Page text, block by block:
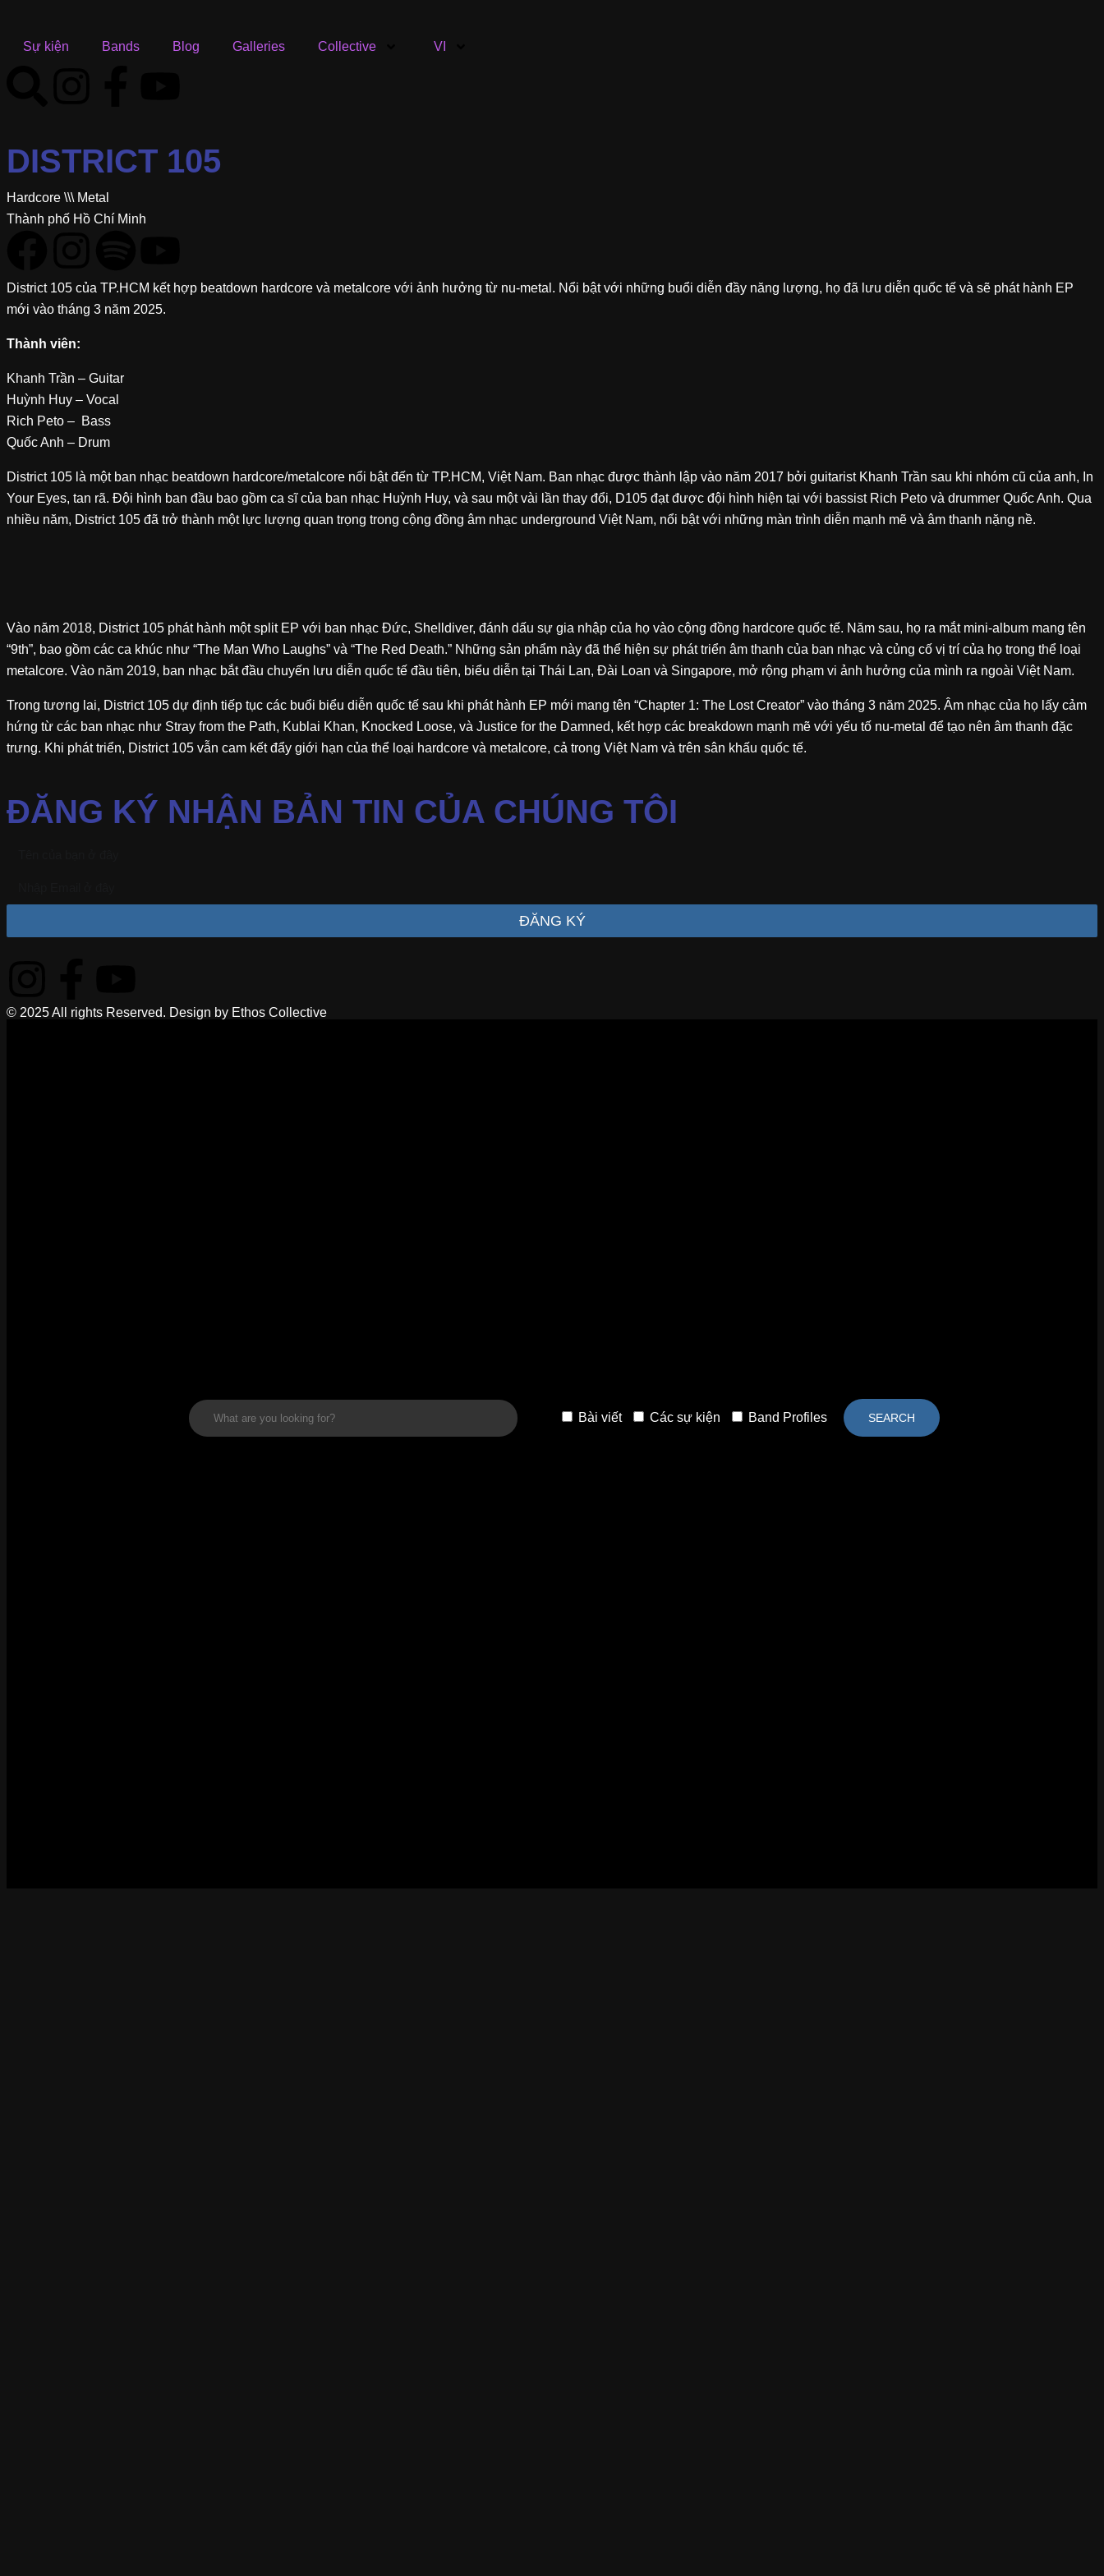
Sự kiện Bands Blog Galleries Collective VI
DISTRICT 105
Hardcore \\\ Metal
Thành phố Hồ Chí Minh
District 105 của TP.HCM kết hợp beatdown hardcore và metalcore với ảnh hưởng từ nu-metal. Nổi bật với những buổi diễn đầy năng lượng, họ đã lưu diễn quốc tế và sẽ phát hành EP
mới vào tháng 3 năm 2025.
Thành viên:
Khanh Trần – Guitar
Huỳnh Huy – Vocal
Rich Peto – Bass
Quốc Anh – Drum
District 105 là một ban nhạc beatdown hardcore/metalcore nổi bật đến từ TP.HCM, Việt Nam. Ban nhạc được thành lập vào năm 2017 bởi guitarist Khanh Trần sau khi nhóm cũ của anh, In
Your Eyes, tan rã. Đội hình ban đầu bao gồm ca sĩ của ban nhạc Huỳnh Huy, và sau một vài lần thay đổi, D105 đạt được đội hình hiện tại với bassist Rich Peto và drummer Quốc Anh. Qua
nhiều năm, District 105 đã trở thành một lực lượng quan trọng trong cộng đồng âm nhạc underground Việt Nam, nổi bật với những màn trình diễn mạnh mẽ và âm thanh nặng nề.
Vào năm 2018, District 105 phát hành một split EP với ban nhạc Đức, Shelldiver, đánh dấu sự gia nhập của họ vào cộng đồng hardcore quốc tế. Năm sau, họ ra mắt mini-album mang tên
“9th”, bao gồm các ca khúc như “The Man Who Laughs” và “The Red Death.” Những sản phẩm này đã thể hiện sự phát triển âm thanh của ban nhạc và củng cố vị trí của họ trong thể loại
metalcore. Vào năm 2019, ban nhạc bắt đầu chuyến lưu diễn quốc tế đầu tiên, biểu diễn tại Thái Lan, Đài Loan và Singapore, mở rộng phạm vi ảnh hưởng của mình ra ngoài Việt Nam.
Trong tương lai, District 105 dự định tiếp tục các buổi biểu diễn quốc tế sau khi phát hành EP mới mang tên “Chapter 1: The Lost Creator” vào tháng 3 năm 2025. Âm nhạc của họ lấy cảm
hứng từ các ban nhạc như Stray from the Path, Kublai Khan, Knocked Loose, và Justice for the Damned, kết hợp các breakdown mạnh mẽ với yếu tố nu-metal để tạo nên âm thanh đặc
trưng. Khi phát triển, District 105 vẫn cam kết đẩy giới hạn của thể loại hardcore và metalcore, cả trong Việt Nam và trên sân khấu quốc tế.
ĐĂNG KÝ NHẬN BẢN TIN CỦA CHÚNG TÔI
ĐĂNG KÝ
© 2025 All rights Reserved. Design by Ethos Collective
Bài viết Các sự kiện Band Profiles